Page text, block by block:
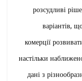
розсудливі
варіантів,
комерції
настільки
дані з